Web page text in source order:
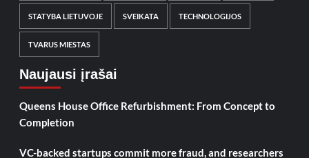
STATYBA LIETUVOJE SVEIKATA TECHNOLOGIJOS
TVARUS MIESTAS
Naujausi įrašai
Queens House Office Refurbishment: From Concept to
Completion
VC-backed startups commit more fraud, and researchers